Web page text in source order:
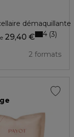
démaquillante
29,40 €
2 formats
4 3